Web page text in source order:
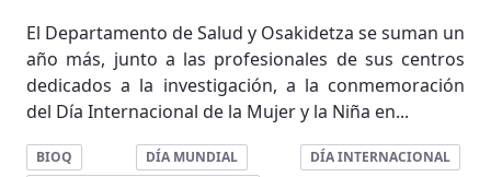
El Departamento de Salud y Osakidetza se suman un
año más, junto a las profesionales de sus centros
dedicados a la investigación, a la conmemoración
del Día Internacional de la Mujer y la Niña en...
BIOQ DÍA MUNDIAL
DÍA INTERNACIONAL